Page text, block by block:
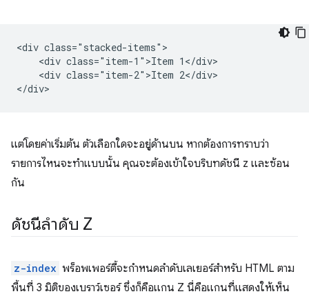
<div class="stacked-items">
    <div class="item-1">Item 1</div>
    <div class="item-2">Item 2</div>
แต่โดยค่าเริ่มต้น ตัวเลือกใดจะอยู่ด้านบน หากต้องการทราบว่า
รายการไหนจะทำแบบนั้น คุณจะต้องเข้าใจบริบทดัชนี z และซ้อน
กัน
ดัชนีลำดับ Z
z-index พร็อพเพอร์ตี้จะกำหนดลำดับเลเยอร์สำหรับ HTML ตาม
พื้นที่ 3 มิติของเบราว์เซอร์ ซึ่งก็คือแกน Z นี่คือแกนที่แสดงให้เห็น